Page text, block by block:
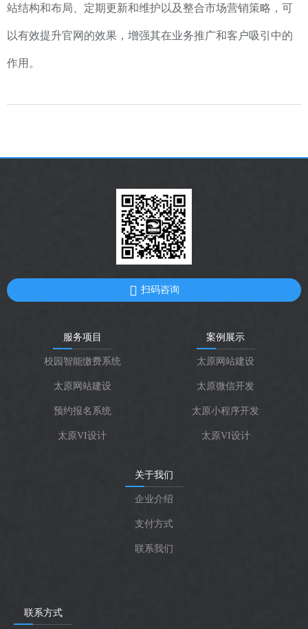
站结构和布局、定期更新和维护以及整合市场营销策略，可
以有效提升官网的效果，增强其在业务推广和客户吸引中的
作用。
扫码咨询
服务项目
校园智能缴费系统
太原网站建设
预约报名系统
太原VI设计
案例展示
太原网站建设
太原微信开发
太原小程序开发
太原VI设计
关于我们
企业介绍
支付方式
联系我们
联系方式